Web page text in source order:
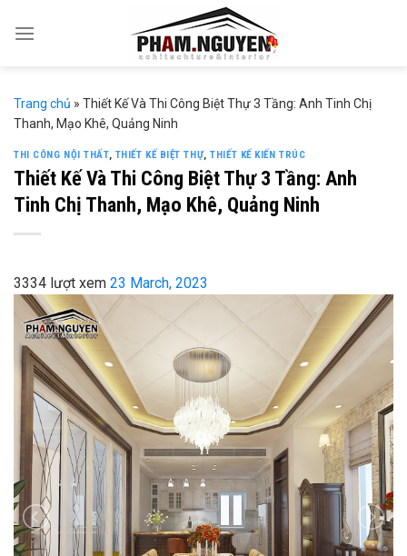
Trang chủ » Thiết Kế Và Thi Công Biệt Thự 3 Tầng: Anh Tinh Chị
Thanh, Mạo Khê, Quảng Ninh
THI CÔNG NỘI THẤT, THIẾT KẾ BIỆT THỰ,THIẾT KẾ KIẾN TRÚC
Thiết Kế Và Thi Công Biệt Thự 3 Tầng: Anh
Tinh Chị Thanh, Mạo Khê, Quảng Ninh
3334 lượt xem 23 March, 2023